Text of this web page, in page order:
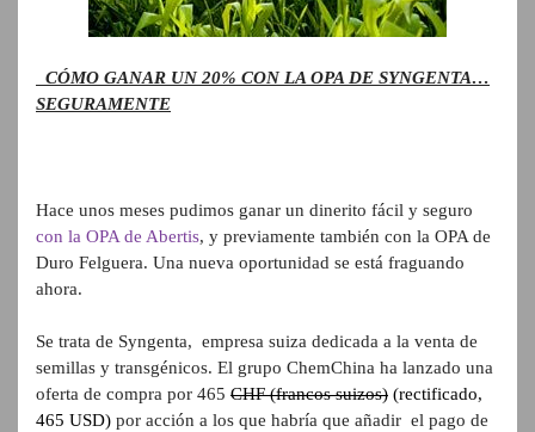
CÓMO GANAR UN 20% CON LA OPA DE SYNGENTA…
SEGURAMENTE
Hace unos meses pudimos ganar un dinerito fácil y seguro
con la OPA de Abertis, y previamente también con la OPA de
Duro Felguera. Una nueva oportunidad se está fraguando
ahora.
Se trata de Syngenta, empresa suiza dedicada a la venta de
semillas y transgénicos. El grupo ChemChina ha lanzado una
oferta de compra por 465 CHF (francos suizos) (rectificado,
465 USD) por acción a los que habría que añadir el pago de